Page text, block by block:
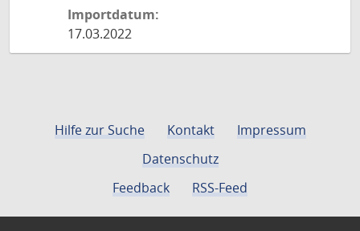
Importdatum:
17.03.2022
Hilfe zur Suche Kontakt
Impressum
Datenschutz
Feedback
RSS-Feed